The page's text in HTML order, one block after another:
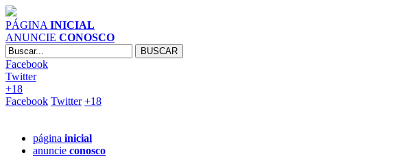
PÁGINA INICIAL
ANUNCIE CONOSCO
Facebook
Twitter
+18
Facebook Twitter +18
página inicial
anuncie conosco